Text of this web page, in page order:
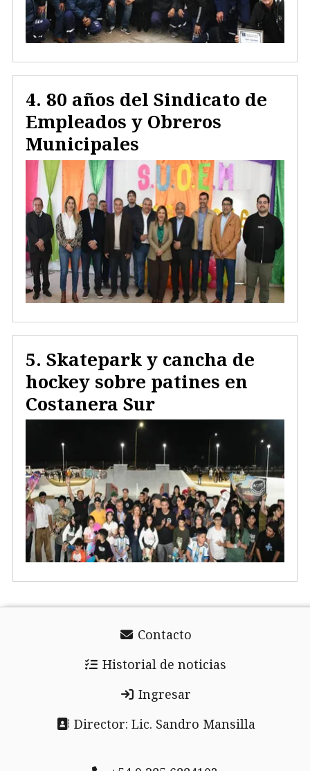
80 años del Sindicato de
Empleados y Obreros
Municipales
Skatepark y cancha de
hockey sobre patines en
Costanera Sur
Contacto
Historial de noticias
Ingresar
Director: Lic. Sandro Mansilla